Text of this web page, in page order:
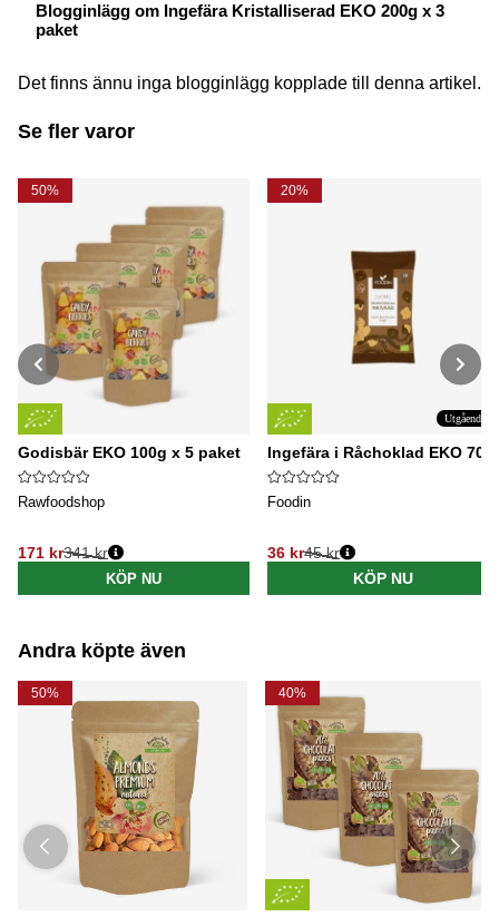
Blogginlägg om Ingefära Kristalliserad EKO 200g x 3
paket
Det finns ännu inga blogginlägg kopplade till denna artikel.
Se fler varor
50%
Godisbär EKO 100g x 5 paket
Rawfoodshop
171 kr
Ordinarie pris:
341 kr
KÖP NU
20%
Utgående
Ingefära i Råchoklad EKO 70g
Foodin
36 kr
Ordinarie pris:
45 kr
KÖP NU
Andra köpte även
50% 40%